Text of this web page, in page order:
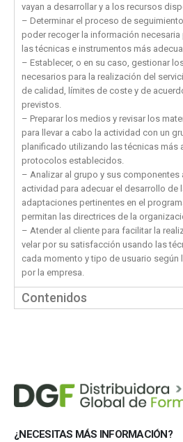
vayan a desarrollar y a los recursos
– Determinar el proceso de
poder recoger la información
las técnicas e instrumentos más
– Establecer, o en su caso, gestionar
necesarios para la realización del
de calidad, límites de coste y de
previstos.
– Preparar los medios y revisar los
para llevar a cabo la actividad con un
planificado utilizando las técnicas más
protocolos establecidos.
– Analizar al grupo y sus componentes
actividad para adecuar el desarrollo de
adaptaciones pertinentes en el
permitan las directrices de la
– Atender al cliente para facilitar la
velar por su satisfacción usando las
cada momento y tipo de usuario
por la empresa.
Contenidos
¿NECESITAS MÁS INFORMACIÓN?